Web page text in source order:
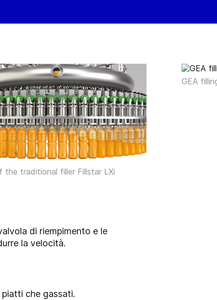
the traditional filler Fillstar LXi
GEA
di riempimento e le
la velocità.
che gassati.